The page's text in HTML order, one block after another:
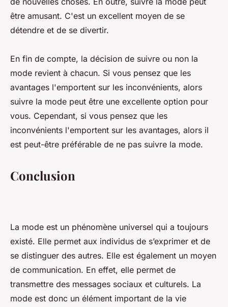
être amusant. C'est un excellent moyen de se
détendre et de se divertir.
En fin de compte, la décision de suivre ou non la
mode revient à chacun. Si vous pensez que les
avantages l'emportent sur les inconvénients, alors
suivre la mode peut être une excellente option pour
vous. Cependant, si vous pensez que les
inconvénients l'emportent sur les avantages, alors il
est peut-être préférable de ne pas suivre la mode.
Conclusion
La mode est un phénomène universel qui a toujours
existé. Elle permet aux individus de s’exprimer et de
se distinguer des autres. Elle est également un moyen
de communication. En effet, elle permet de
transmettre des messages sociaux et culturels. La
mode est donc un élément important de la vie